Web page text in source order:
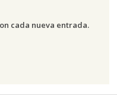
cada nueva entrada.